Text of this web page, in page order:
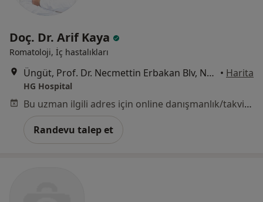
Doç. Dr. Arif Kaya
Romatoloji, İç hastalıkları
Üngüt, Prof. Dr. Necmettin Erbakan Blv, No:209, Onikişubat, Kahramanmaraş • Harita
HG Hospital
Bu uzman ilgili adres için online danışmanlık/takvim sunmuyor.
Randevu talep et